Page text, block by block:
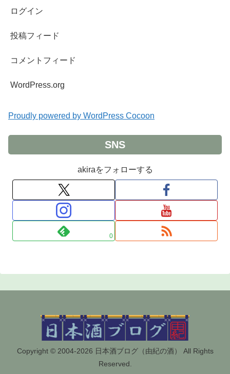
ログイン
投稿フィード
コメントフィード
WordPress.org
Proudly powered by WordPress Cocoon
SNS
akiraをフォローする
0
Copyright © 2004-2026 日本酒ブログ（由紀の酒） All Rights
Reserved.